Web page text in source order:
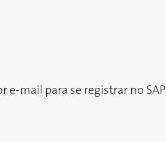
e-mail para se registrar no SAP